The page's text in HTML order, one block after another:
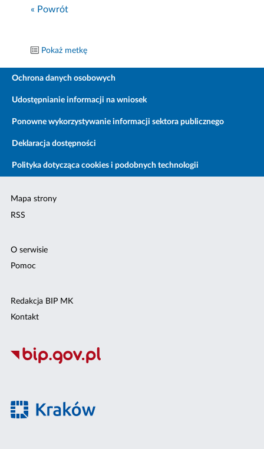
« Powrót
Pokaż metkę
Ochrona danych osobowych
Udostępnianie informacji na wniosek
Ponowne wykorzystywanie informacji sektora publicznego
Deklaracja dostępności
Polityka dotycząca cookies i podobnych technologii
Mapa strony
RSS
O serwisie
Pomoc
Redakcja BIP MK
Kontakt